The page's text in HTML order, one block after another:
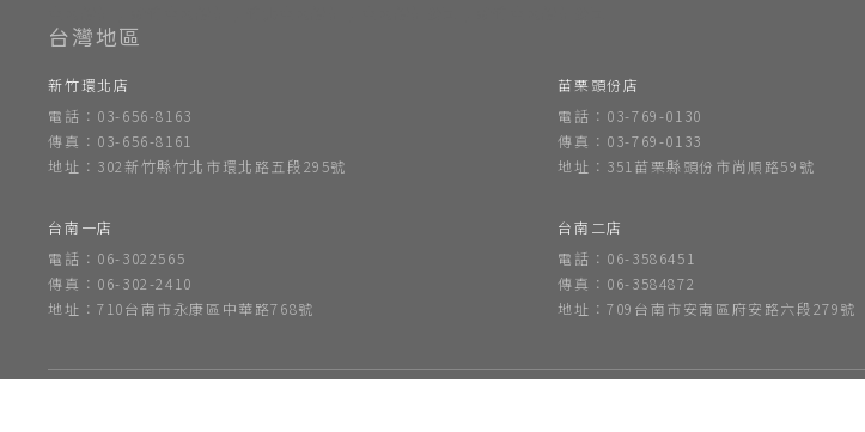
新竹環北店
電話：03-656-8163
傳真：03-656-8161
地址：302新竹縣竹北市環北路五段295號
苗栗頭份店
電話：03-769-0130
傳真：03-769-0133
地址：351苗栗縣頭份市尚順路59號
台南一店
電話：06-3022565
傳真：06-302-2410
地址：710台南市永康區中華路768號
台南二店
電話：06-3586451
傳真：06-3584872
地址：709台南市安南區府安路六段279號